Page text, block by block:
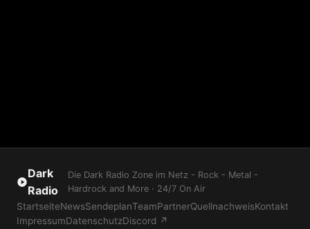
Dark
Radio
Die Dark Radio Zone im Netz - Rock - Metal -
Hardrock and More · 24/7 On Air
StartseiteNewsSendeplanTeamPartnerQuellnachweisKontakt
ImpressumDatenschutzDiscord ↗